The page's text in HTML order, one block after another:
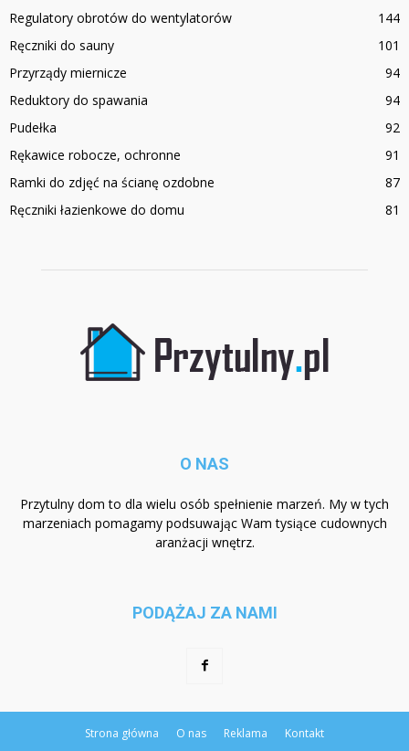
Regulatory obrotów do wentylatorów
144
Ręczniki do sauny
101
Przyrządy miernicze
94
Reduktory do spawania
94
Pudełka
92
Rękawice robocze, ochronne
91
Ramki do zdjęć na ścianę ozdobne
87
Ręczniki łazienkowe do domu
81
O NAS
Przytulny dom to dla wielu osób spełnienie marzeń. My w tych
marzeniach pomagamy podsuwając Wam tysiące cudownych
aranżacji wnętrz.
PODĄŻAJ ZA NAMI
Strona główna O nas Reklama Kontakt